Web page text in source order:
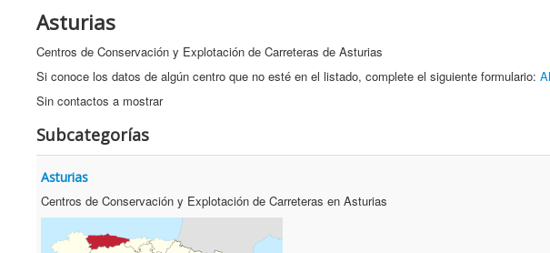
Asturias
Centros de Conservación y Explotación de Carreteras de Asturias
Si conoce los datos de algún centro que no esté en el listado, complete el siguiente formulario:
Sin contactos a mostrar
Subcategorías
Asturias
Centros de Conservación y Explotación de Carreteras en Asturias